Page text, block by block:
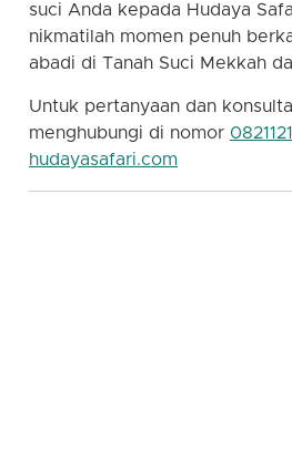
suci Anda kepada Hudaya
nikmatilah momen penuh
abadi di Tanah Suci Mekkah
Untuk pertanyaan dan
menghubungi di nomor
hudayasafari.com